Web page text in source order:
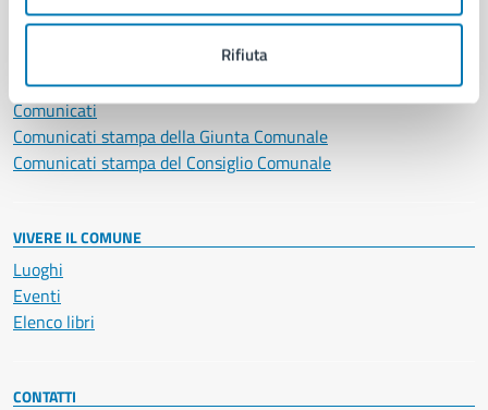
Rifiuta
NOVITÀ
Avvisi
Comunicati
Comunicati stampa della Giunta Comunale
Comunicati stampa del Consiglio Comunale
VIVERE IL COMUNE
Luoghi
Eventi
Elenco libri
CONTATTI